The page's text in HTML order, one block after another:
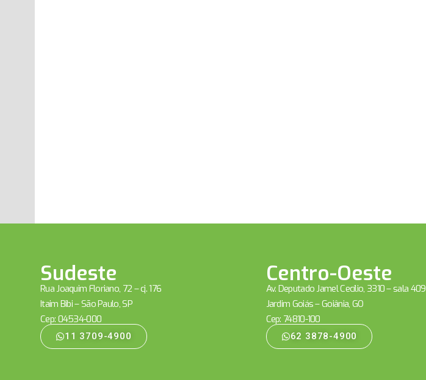
Sudeste
Rua Joaquim Floriano, 72 – cj. 176
Itaim Bibi – São Paulo, SP
Cep: 04534-000
11 3709-4900
Centro-Oeste
Av. Deputado Jamel Cecílio, 3310 – sala 409
Jardim Goiás – Goiânia, GO
Cep: 74810-100
62 3878-4900